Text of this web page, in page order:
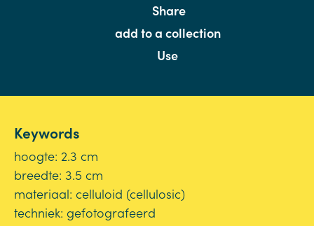
Share
add to a collection
Use
Keywords
hoogte: 2.3 cm
breedte: 3.5 cm
materiaal: celluloid (cellulosic)
techniek: gefotografeerd